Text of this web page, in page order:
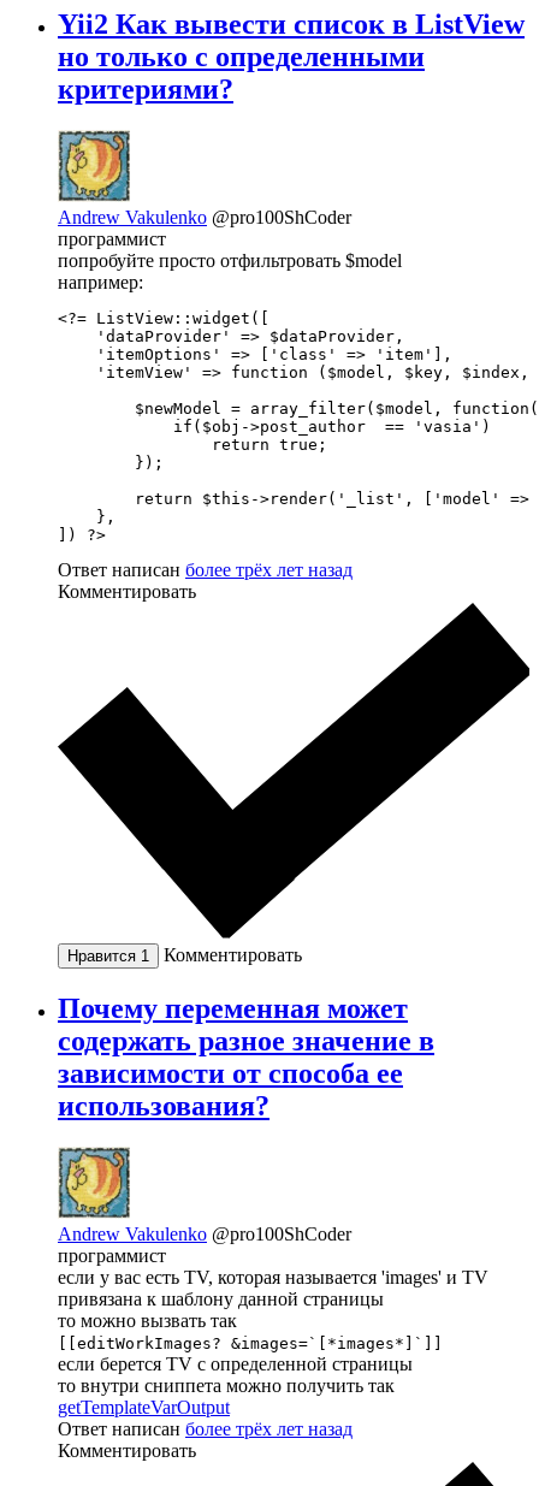
Yii2 Как вывести список в ListView
но только с определенными
критериями?
Andrew Vakulenko @pro100ShCoder
программист
попробуйте просто отфильтровать $model
например:
<?= ListView::widget([
    'dataProvider' => $dataProvider,
    'itemOptions' => ['class' => 'item'],
'itemView' => function ($model, $key, $index,
$newModel = array_filter($model,
            if($obj->post_author  == 'vasia')
                return true;
        });
return $this->render('_list', ['model' =>
    },
]) ?>
Ответ написан более трёх лет назад
Комментировать
Нравится 1 Комментировать
Почему переменная может
содержать разное значение в
зависимости от способа ее
использования?
Andrew Vakulenko @pro100ShCoder
программист
если у вас есть TV, которая называется 'images' и TV
привязана к шаблону данной страницы
то можно вызвать так
[[editWorkImages? &images=`[*images*]`]]
если берется TV с определенной страницы
то внутри сниппета можно получить так
getTemplateVarOutput
Ответ написан более трёх лет назад
Комментировать